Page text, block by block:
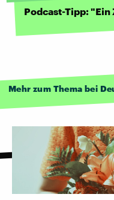
Podcast-Tipp:
Mehr zum Thema bei